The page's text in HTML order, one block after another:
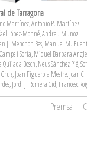
de Tarragona
Martínez, Antonio P. Martínez
López-Monné, Andreu Munoz
J. Menchon Bes, Manuel M.
i Soria, Miquel Barbara
Bosch, Neus Sánchez Pié,
Joan Figuerola Mestre, Joan C.
Jordi J. Romera Cid, Francesc
Premsa |